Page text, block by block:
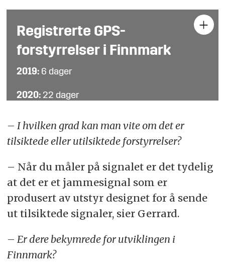
Registrerte GPS-
forstyrrelser i Finnmark
2019: 6 dager
2020: 22 dager
2021:18 dager
2022:122 dager
2023:294 dager
(Tall fra Nasjonal kommunikasjonsmyndighet)
– I hvilken grad kan man vite om det er
tilsiktede eller utilsiktede forstyrrelser?
– Når du måler på signalet er det tydelig
at det er et jammesignal som er
produsert av utstyr designet for å sende
ut tilsiktede signaler, sier Gerrard.
– Er dere bekymrede for utviklingen i
Finnmark?